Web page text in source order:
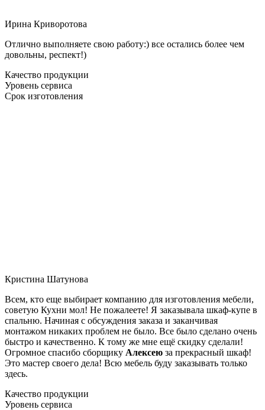
Ирина Криворотова
Отлично выполняете свою работу:) все остались более чем
довольны, респект!)
Качество продукции
Уровень сервиса
Срок изготовления
Кристина Шатунова
Всем, кто еще выбирает компанию для изготовления мебели,
советую Кухни мол! Не пожалеете! Я заказывала шкаф-купе в
спальню. Начиная с обсуждения заказа и заканчивая
монтажом никаких проблем не было. Все было сделано очень
быстро и качественно. К тому же мне ещё скидку сделали!
Огромное спасибо сборщику Алексею за прекрасный шкаф!
Это мастер своего дела! Всю мебель буду заказывать только
здесь.
Качество продукции
Уровень сервиса